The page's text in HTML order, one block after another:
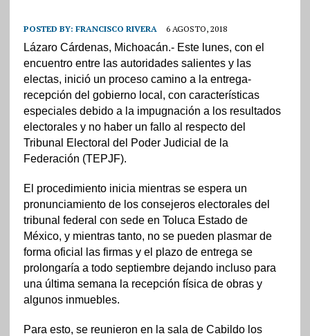
POSTED BY: FRANCISCO RIVERA 6 AGOSTO, 2018
Lázaro Cárdenas, Michoacán.- Este lunes, con el
encuentro entre las autoridades salientes y las
electas, inició un proceso camino a la entrega-
recepción del gobierno local, con características
especiales debido a la impugnación a los resultados
electorales y no haber un fallo al respecto del
Tribunal Electoral del Poder Judicial de la
Federación (TEPJF).
El procedimiento inicia mientras se espera un
pronunciamiento de los consejeros electorales del
tribunal federal con sede en Toluca Estado de
México, y mientras tanto, no se pueden plasmar de
forma oficial las firmas y el plazo de entrega se
prolongaría a todo septiembre dejando incluso para
una última semana la recepción física de obras y
algunos inmuebles.
Para esto, se reunieron en la sala de Cabildo los